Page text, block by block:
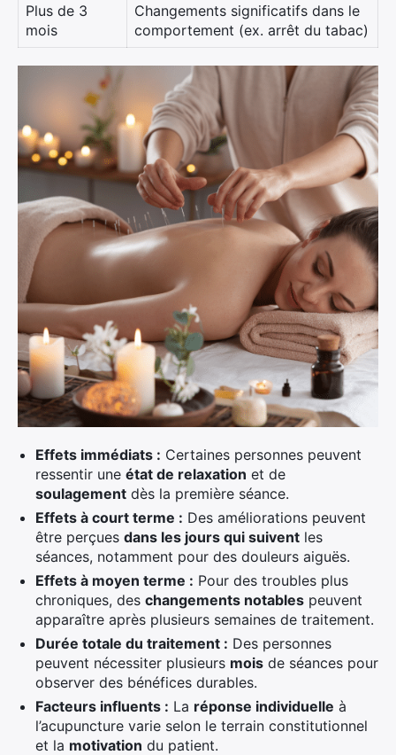
Plus de 3
mois
Changements significatifs dans le
comportement (ex. arrêt du tabac)
Effets immédiats : Certaines personnes peuvent
ressentir une état de relaxation et de
soulagement dès la première séance.
Effets à court terme : Des améliorations peuvent
être perçues dans les jours qui suivent les
séances, notamment pour des douleurs aiguës.
Effets à moyen terme : Pour des troubles plus
chroniques, des changements notables peuvent
apparaître après plusieurs semaines de traitement.
Durée totale du traitement : Des personnes
peuvent nécessiter plusieurs mois de séances pour
observer des bénéfices durables.
Facteurs influents : La réponse individuelle à
l’acupuncture varie selon le terrain constitutionnel
et la motivation du patient.